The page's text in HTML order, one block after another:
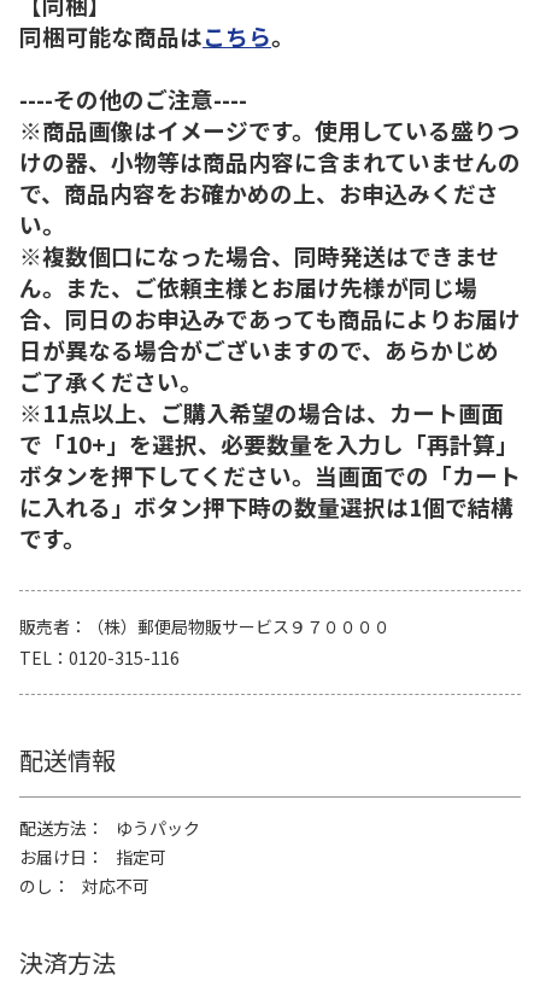
同梱可能な商品はこちら。
----その他のご注意----
※商品画像はイメージです。使用している盛りつ
けの器、小物等は商品内容に含まれていませんの
で、商品内容をお確かめの上、お申込みくださ
い。
※複数個口になった場合、同時発送はできませ
ん。また、ご依頼主様とお届け先様が同じ場
合、同日のお申込みであっても商品によりお届け
日が異なる場合がございますので、あらかじめ
ご了承ください。
※11点以上、ご購入希望の場合は、カート画面
で「10+」を選択、必要数量を入力し「再計算」
ボタンを押下してください。当画面での「カート
に入れる」ボタン押下時の数量選択は1個で結構
です。
販売者
（株）郵便局物販サービス９７００００
TEL
0120-315-116
配送情報
配送方法
ゆうパック
お届け日
指定可
のし
対応不可
決済方法